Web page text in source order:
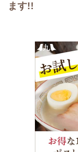
ます!!